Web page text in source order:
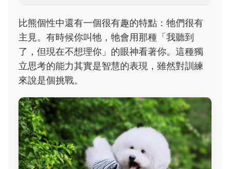
比熊個性中還有一個很有趣的特點：牠們很有
主見。有時候你叫牠，牠會用那種「我聽到
了，但現在不想理你」的眼神看著你。這種獨
立思考的能力其實是智慧的表現，雖然對訓練
來說是個挑戰。